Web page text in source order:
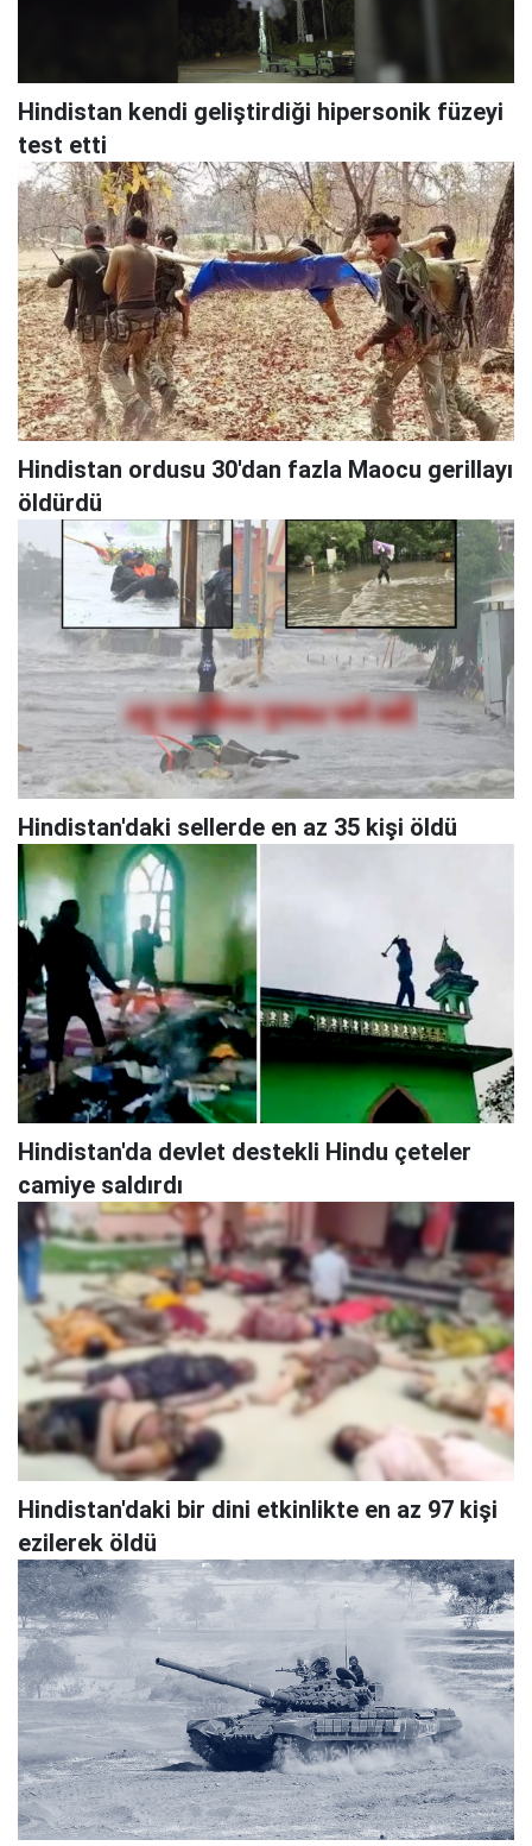
Hindistan kendi geliştirdiği hipersonik füzeyi
test etti
Hindistan ordusu 30'dan fazla Maocu gerillayı
öldürdü
Hindistan'daki sellerde en az 35 kişi öldü
Hindistan'da devlet destekli Hindu çeteler
camiye saldırdı
Hindistan'daki bir dini etkinlikte en az 97 kişi
ezilerek öldü